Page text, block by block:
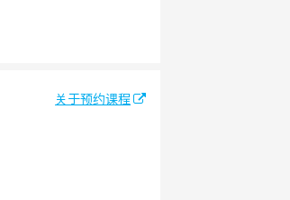
关于预约课程